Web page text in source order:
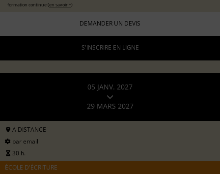
formation continue (en savoir +)
DEMANDER UN DEVIS
S'INSCRIRE EN LIGNE
05 JANV. 2027
29 MARS 2027
A DISTANCE
par email
30 h.
ÉCOLE D'ÉCRITURE